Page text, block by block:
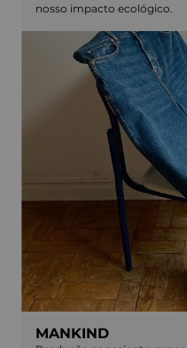
nosso impacto ecológico.
MANKIND